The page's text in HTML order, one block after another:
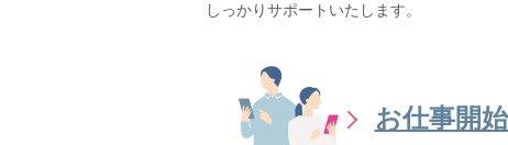
しっかりサポートいたします。
お仕事開